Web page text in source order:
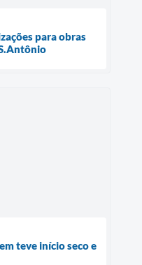
para obras
teve início seco e